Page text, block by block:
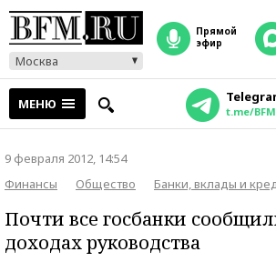
Москва
прямой
эфир
МЕНЮ t.me/
9 февраля 2012, 14:54
Финансы
Общество Банки, вклады и
Почти все госбанки
доходах руководства